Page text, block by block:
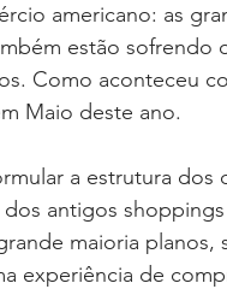
americano: as
estão sofrendo
Como aconteceu
Maio deste ano.
a estrutura dos
antigos
maioria planos,
experiência de